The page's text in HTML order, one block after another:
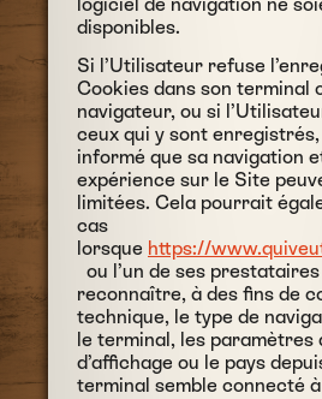
logiciel de navigation ne
disponibles.
Si l’Utilisateur refuse
Cookies dans son terminal
navigateur, ou si
ceux qui y sont
informé que sa navigation
expérience sur le Site
limitées. Cela pourrait
cas
lorsque https://
ou l’un de ses
reconnaître, à des fins de
technique, le type de
le terminal, les paramètres
d’affichage ou le pays
terminal semble connecté